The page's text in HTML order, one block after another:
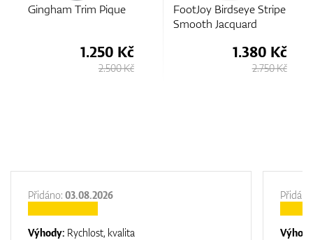
FootJoy Birdseye Stripe
1.380 Kč
FootJoy Texture
Polo
Přidáno: 03.08.2026
Výhody: Rychlost, kvalita